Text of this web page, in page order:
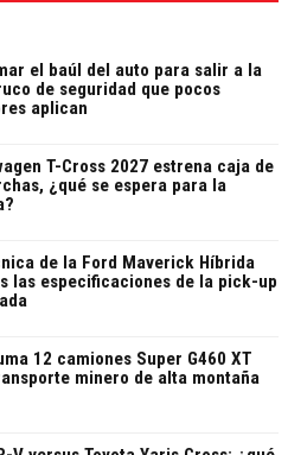
el baúl del auto para salir a la
de seguridad que pocos
aplican
T-Cross 2027 estrena caja de
¿qué se espera para la
de la Ford Maverick Híbrida
las especificaciones de la pick-up
12 camiones Super G460 XT
minero de alta montaña